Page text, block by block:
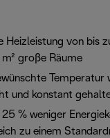
Heizleistung von bis
große Räume
Temperatur
und konstant
25 % weniger
zu einem